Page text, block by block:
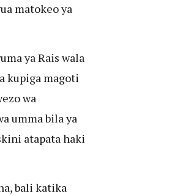
matokeo ya
ya Rais wala
kupiga magoti
wa
umma bila ya
atapata haki
bali katika